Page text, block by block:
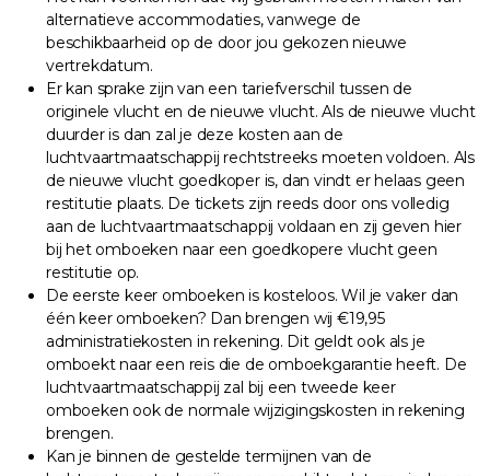
alternatieve accommodaties, vanwege de
beschikbaarheid op de door jou gekozen nieuwe
vertrekdatum.
Er kan sprake zijn van een tariefverschil tussen de
originele vlucht en de nieuwe vlucht. Als de nieuwe vlucht
duurder is dan zal je deze kosten aan de
luchtvaartmaatschappij rechtstreeks moeten voldoen. Als
de nieuwe vlucht goedkoper is, dan vindt er helaas geen
restitutie plaats. De tickets zijn reeds door ons volledig
aan de luchtvaartmaatschappij voldaan en zij geven hier
bij het omboeken naar een goedkopere vlucht geen
restitutie op.
De eerste keer omboeken is kosteloos. Wil je vaker dan
één keer omboeken? Dan brengen wij €19,95
administratiekosten in rekening. Dit geldt ook als je
omboekt naar een reis die de omboekgarantie heeft. De
luchtvaartmaatschappij zal bij een tweede keer
omboeken ook de normale wijzigingskosten in rekening
brengen.
Kan je binnen de gestelde termijnen van de